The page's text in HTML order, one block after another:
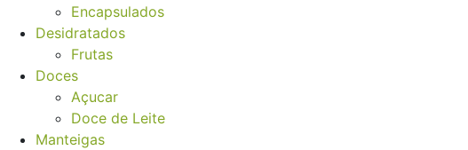
Encapsulados
Desidratados
Frutas
Doces
Açucar
Doce de Leite
Manteigas